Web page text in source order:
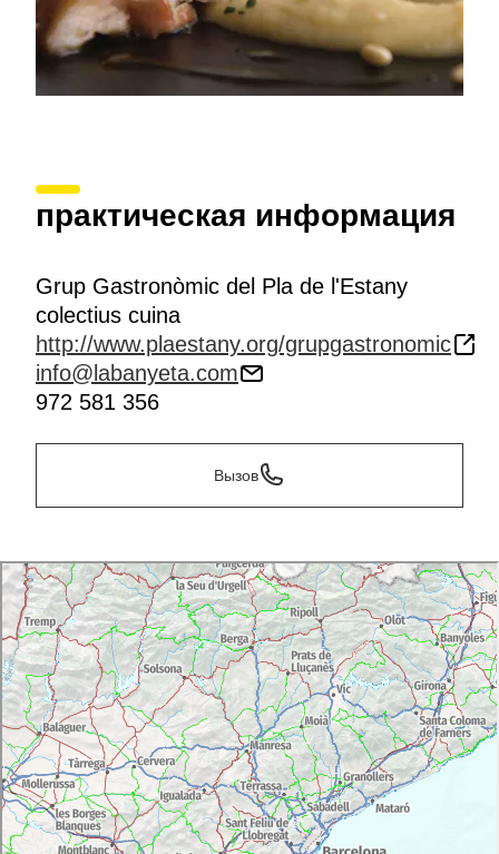
ужин в дворике монастыря Сант-Эстеве де
Баньолесс крытой галереей. Максимальное
количество гостей составляет 120 человек. Для
записи и участия в других мероприятиях
практическая информация
Grup Gastronòmic del Pla de l'Estany
colectius cuina
http://www.plaestany.org/grupgastronomic
info@labanyeta.com
972 581 356
Вызов